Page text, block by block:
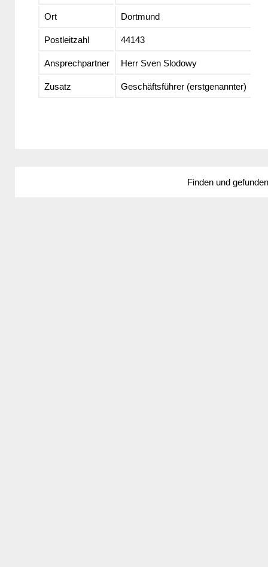
Ort Dortmund
Postleitzahl 44143
Ansprechpartner Herr Sven Slodowy
Zusatz Geschäftsführer (erstgenannter)
Finden und